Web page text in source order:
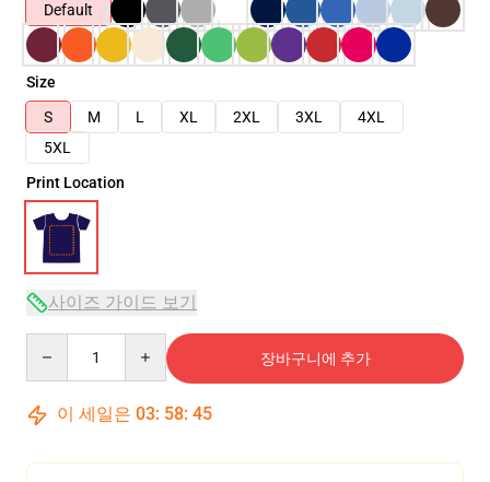
Default
Size
S
M L XL 2XL 3XL
4XL
5XL
Print Location
사이즈 가이드 보기
장바구니에 추가
이 세일은 03: 58: 45